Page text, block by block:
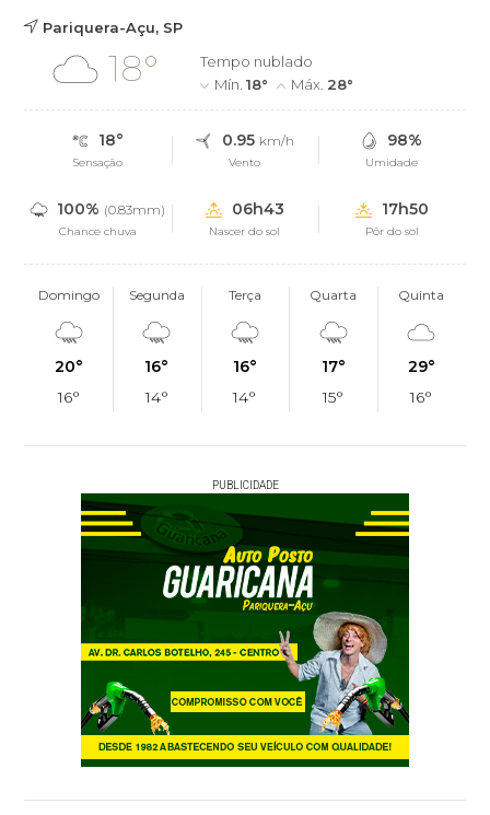
Pariquera-Açu, SP
18°
Tempo nublado
Mín.18° Máx. 28°
18°
Sensação
0.95 km/h
Vento
98%
Umidade
100% (0.83mm)
Chance chuva
06h43
Nascer do sol
17h50
Pôr do sol
Domingo
20°
16°
Segunda
16°
14°
Terça
16°
14°
Quarta
17°
15°
Quinta
29°
16°
PUBLICIDADE